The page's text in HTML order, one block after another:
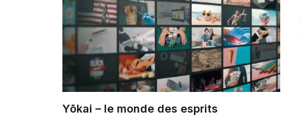
Yōkai – le monde des esprits